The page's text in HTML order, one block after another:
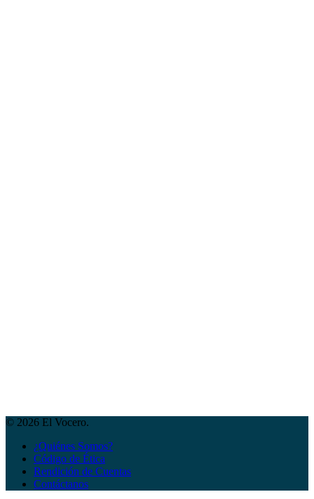
© 2026 El Vocero.
¿Quiénes Somos?
Código de Ética
Rendición de Cuentas
Contáctanos